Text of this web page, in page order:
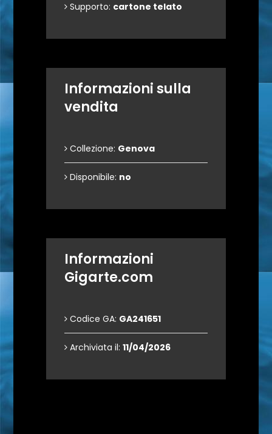
Supporto: cartone telato
Informazioni sulla
vendita
Collezione: Genova
Disponibile: no
Informazioni
Gigarte.com
Codice GA: GA241651
Archiviata il: 11/04/2026